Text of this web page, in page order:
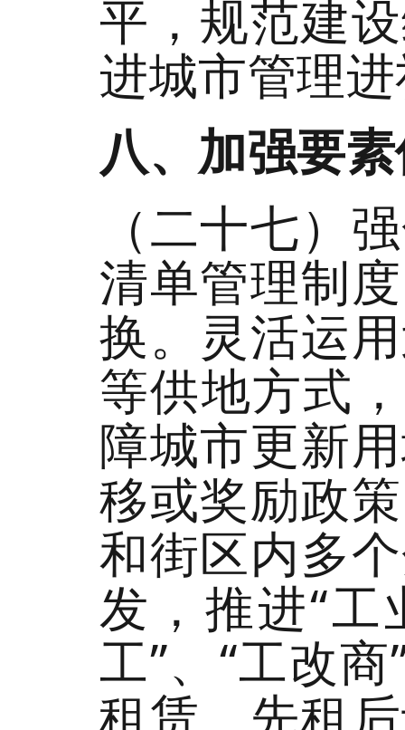
平，规范建
进城市管理
八、加强要
（二十七）
清单管理制
换。灵活运
等供地方式
障城市更新
移或奖励政
和街区内多
发，推进“工
工”、“工改
租赁、先租